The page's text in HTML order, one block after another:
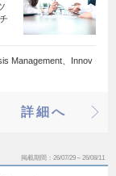
Management、Innov
詳細へ
掲載期間 26/07/29～26/08/11